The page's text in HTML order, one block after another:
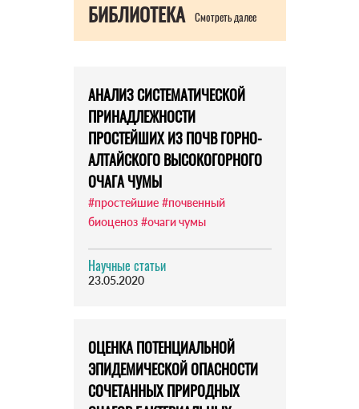
БИБЛИОТЕКА Смотреть далее
АНАЛИЗ СИСТЕМАТИЧЕСКОЙ
ПРИНАДЛЕЖНОСТИ
ПРОСТЕЙШИХ ИЗ ПОЧВ ГОРНО-
АЛТАЙСКОГО ВЫСОКОГОРНОГО
ОЧАГА ЧУМЫ
#простейшие #почвенный
биоценоз #очаги чумы
Научные статьи
23.05.2020
ОЦЕНКА ПОТЕНЦИАЛЬНОЙ
ЭПИДЕМИЧЕСКОЙ ОПАСНОСТИ
СОЧЕТАННЫХ ПРИРОДНЫХ